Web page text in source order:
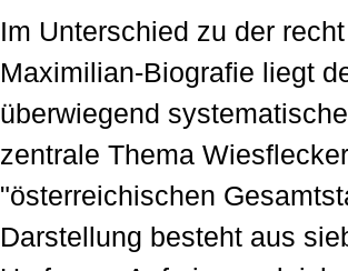
Im Unterschied zu der
Maximilian-Biografie liegt
überwiegend
zentrale Thema
"österreichischen
Darstellung besteht aus